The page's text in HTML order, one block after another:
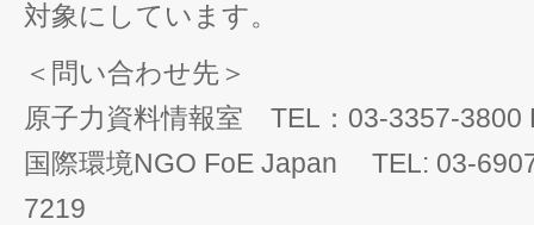
対象にしています。
＜問い合わせ先＞
原子力資料情報室 TEL：03-3357-3800
国際環境NGO FoE Japan TEL: 03-
7219